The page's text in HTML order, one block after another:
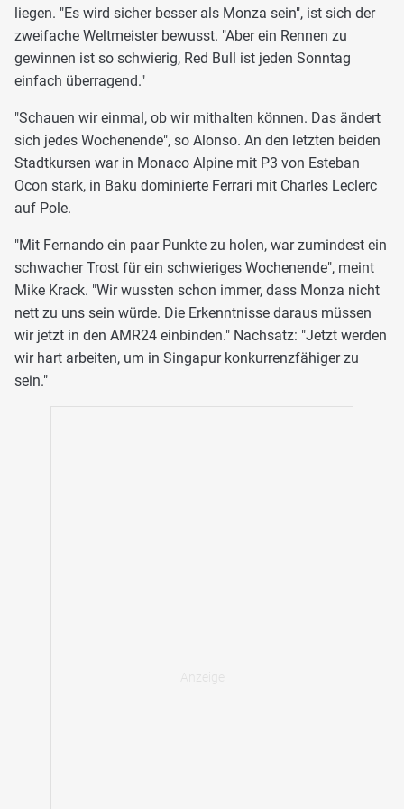
liegen. "Es wird sicher besser als Monza sein", ist sich der
zweifache Weltmeister bewusst. "Aber ein Rennen zu
gewinnen ist so schwierig, Red Bull ist jeden Sonntag
einfach überragend."
"Schauen wir einmal, ob wir mithalten können. Das ändert
sich jedes Wochenende", so Alonso. An den letzten beiden
Stadtkursen war in Monaco Alpine mit P3 von Esteban
Ocon stark, in Baku dominierte Ferrari mit Charles Leclerc
auf Pole.
"Mit Fernando ein paar Punkte zu holen, war zumindest ein
schwacher Trost für ein schwieriges Wochenende", meint
Mike Krack. "Wir wussten schon immer, dass Monza nicht
nett zu uns sein würde. Die Erkenntnisse daraus müssen
wir jetzt in den AMR24 einbinden." Nachsatz: "Jetzt werden
wir hart arbeiten, um in Singapur konkurrenzfähiger zu
sein."